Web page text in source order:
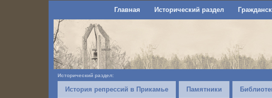
Главная Исторический раздел
Исторический раздел:
История репрессий в Прикамье Памятники